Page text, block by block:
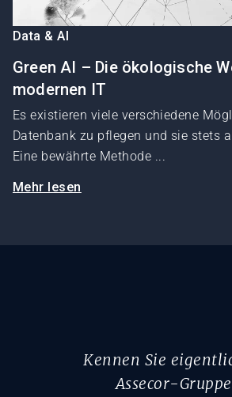
Data & AI
Green AI – Die ökologische
modernen IT
Es existieren viele verschiedene
Datenbank zu pflegen und sie stets
Eine bewährte Methode ...
Mehr lesen
Kennen Sie
Assecor-